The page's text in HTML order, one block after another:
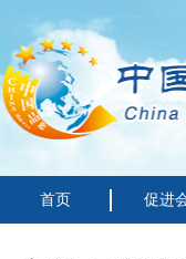
首页 促进